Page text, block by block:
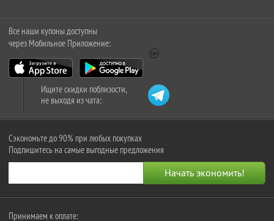
Все наши купоны доступны
через Мобильное Приложение:
Ищите скидки поблизости,
не выходя из чата:
Сэкономьте до 90% при любых покупках
Подпишитесь на самые выгодные предложения
Принимаем к оплате: